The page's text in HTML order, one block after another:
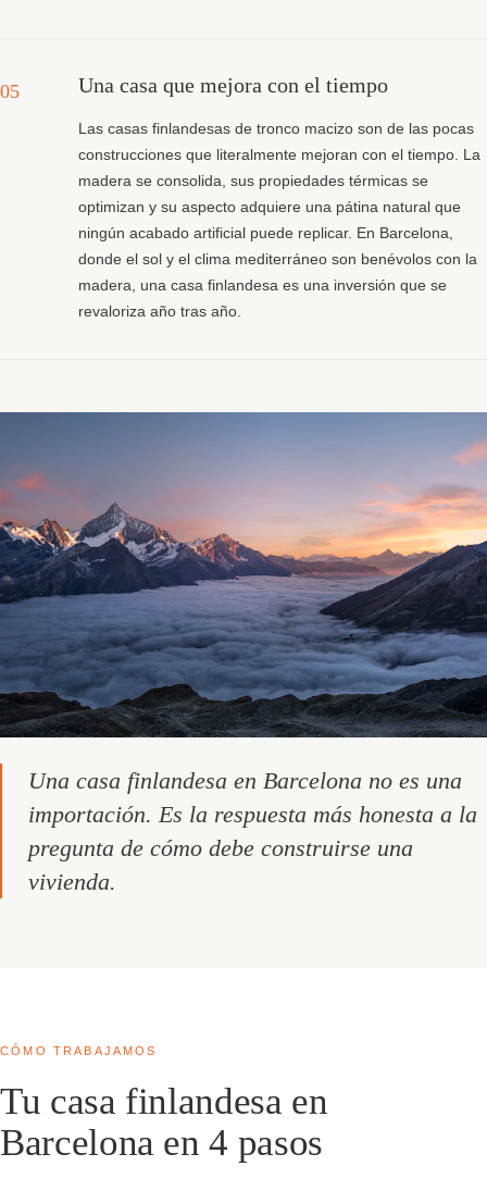
05 Una casa que mejora con el tiempo
Las casas finlandesas de tronco macizo son de las pocas
construcciones que literalmente mejoran con el tiempo. La
madera se consolida, sus propiedades térmicas se
optimizan y su aspecto adquiere una pátina natural que
ningún acabado artificial puede replicar. En Barcelona,
donde el sol y el clima mediterráneo son benévolos con la
madera, una casa finlandesa es una inversión que se
revaloriza año tras año.
Una casa finlandesa en Barcelona no es una
importación. Es la respuesta más honesta a la
pregunta de cómo debe construirse una
vivienda.
CÓMO TRABAJAMOS
Tu casa finlandesa en
Barcelona en 4 pasos